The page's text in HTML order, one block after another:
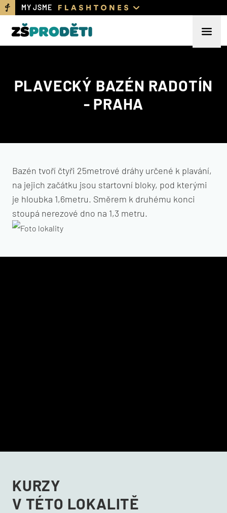
MY JSME
PLAVECKÝ BAZÉN RADOTÍN
- PRAHA
Bazén tvoří čtyři 25metrové dráhy určené k plavání,
na jejich začátku jsou startovní bloky, pod kterými
je hloubka 1,6metru. Směrem k druhému konci
stoupá nerezové dno na 1,3 metru.
KURZY
V TÉTO LOKALITĚ